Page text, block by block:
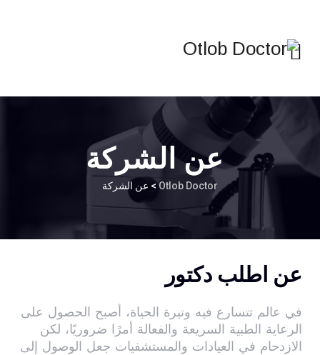
عن الشركة
Otlob Doctor
> عن الشركة
عن اطلب دكتور
في عالم تتسارع فيه وتيرة الحياة، أصبح الحصول على
الرعاية الطبية السريعة والفعالة أمرًا ضروريًا، لكن
الازدحام في العيادات والمستشفيات جعل الوصول إلى